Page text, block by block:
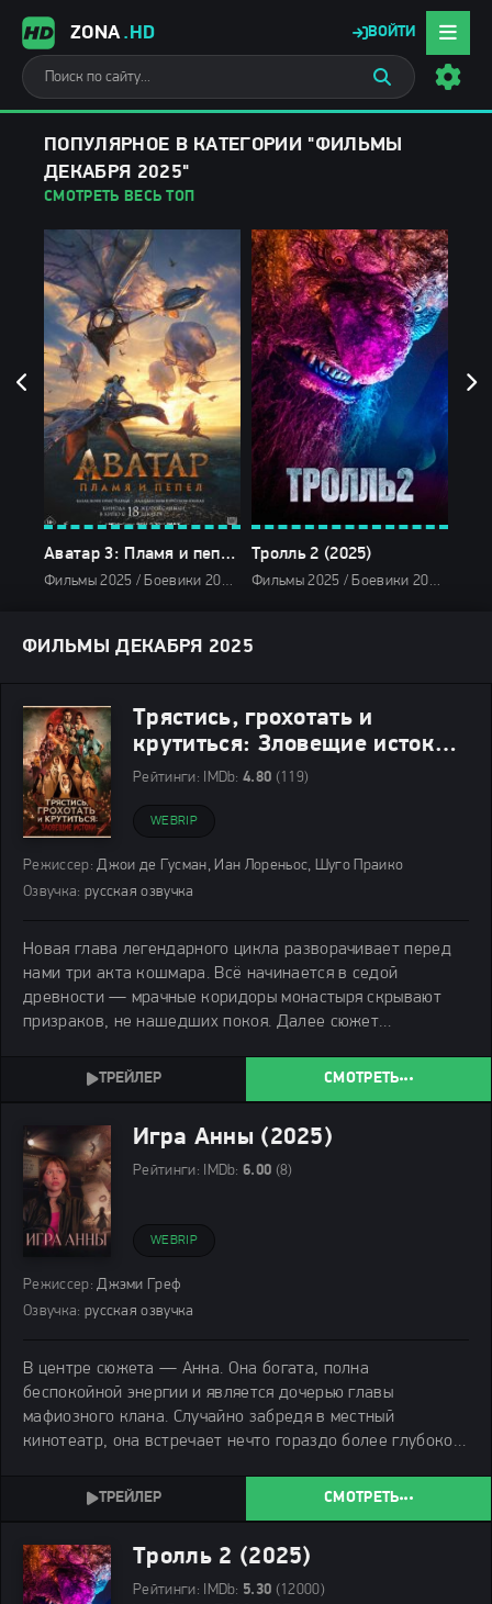
ZONA.HD ВОЙТИ
ПОПУЛЯРНОЕ В КАТЕГОРИИ "ФИЛЬМЫ
ДЕКАБРЯ 2025"
СМОТРЕТЬ ВЕСЬ ТОП
Аватар 3: Пламя и пепел (2025)
Фильмы 2025 / Боевики 2025 / Фильмы-приключения 2025 / Триллеры 2025 / Фантастические 2025 / Фэнтези 2025 / Фильмы декабря 2025 / Последние фильмы 2025 / Новинки кино 2025 / Зарубежные фильмы 2025 / Фильмы 4K / Популярные фильмы / Смотреть фильмы онлайн
Тролль 2 (2025)
Фильмы 2025 / Боевики 2025 / Фэнтези 2025 / Последние фильмы 2025 / Зарубежные фильмы 2025 / Новинки кино 2025 / Фильмы 4K / Фильмы декабря 2025 / Популярные фильмы / Смотреть фильмы онлайн
ФИЛЬМЫ ДЕКАБРЯ 2025
Трястись, грохотать и
крутиться: Зловещие истоки
(2025)
Рейтинги: IMDb:4.80 (119)
WEBRIP
Режиссер: Джои де Гусман, Иан Лореньос, Шуго Праико
Озвучка: русская озвучка
Новая глава легендарного цикла разворачивает перед
нами три акта кошмара. Всё начинается в седой
древности — мрачные коридоры монастыря скрывают
призраков, не нашедших покоя. Далее сюжет
празднование Хэллоуина превращается в кровавую
СМОТРЕТЬ
Игра Анны (2025)
Рейтинги: IMDb:6.00 (8)
WEBRIP
Режиссер: Джэми Греф
Озвучка: русская озвучка
В центре сюжета — Анна. Она богата, полна
беспокойной энергии и является дочерью главы
мафиозного клана. Случайно забредя в местный
кинотеатр, она встречает нечто гораздо более глубокое,
которую ей показывают, оказывается многослойной. Она
СМОТРЕТЬ
Тролль 2 (2025)
Рейтинги: IMDb: 5.30 (12000)